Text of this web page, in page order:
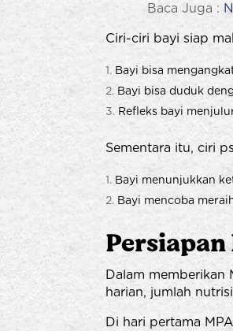
Baca Juga :
Ciri-ciri bayi siap
Bayi bisa
Bayi bisa duduk
Refleks bayi
Sementara itu, ciri
Bayi menunjukkan
Bayi mencoba
Persiapan
Dalam memberikan
harian, jumlah
Di hari pertama